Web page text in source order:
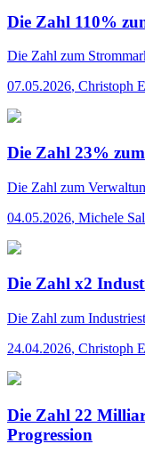
Die Zahl 110%
Die Zahl zum
07.05.2026, Christoph
Die Zahl 23%
Die Zahl zum
04.05.2026, Michele
Die Zahl x2
Die Zahl zum
24.04.2026, Christoph
Die Zahl 22
Progression